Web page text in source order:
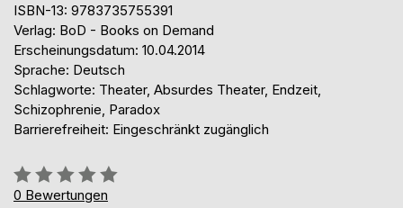
ISBN-13: 9783735755391
Verlag: BoD - Books on Demand
Erscheinungsdatum: 10.04.2014
Sprache: Deutsch
Schlagworte: Theater, Absurdes Theater, Endzeit,
Schizophrenie, Paradox
Barrierefreiheit: Eingeschränkt zugänglich
Bewertung::
0%
0 Bewertungen